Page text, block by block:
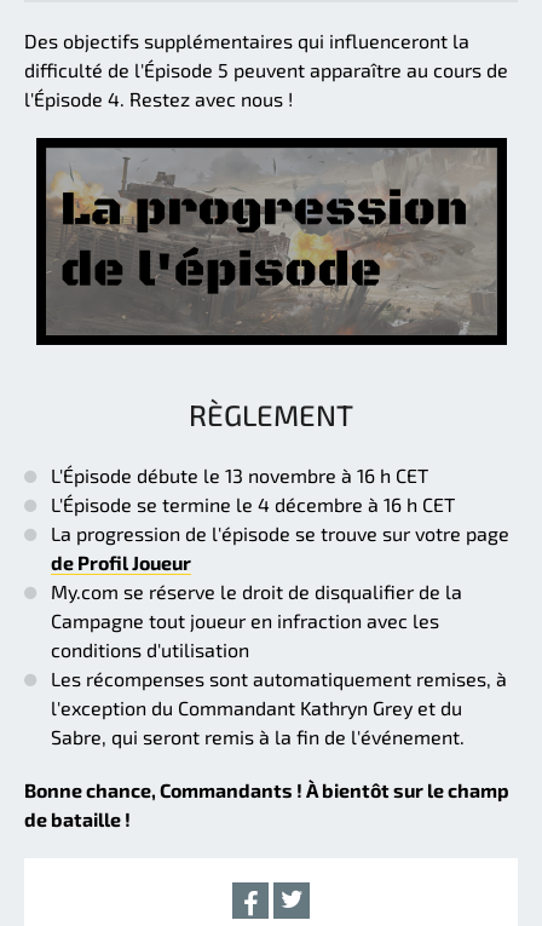
Des objectifs supplémentaires qui influenceront la
difficulté de l'Épisode 5 peuvent apparaître au cours de
l'Épisode 4. Restez avec nous !
RÈGLEMENT
L'Épisode débute le 13 novembre à 16 h CET
L'Épisode se termine le 4 décembre à 16 h CET
La progression de l'épisode se trouve sur votre page
de Profil Joueur
My.com se réserve le droit de disqualifier de la
Campagne tout joueur en infraction avec les
conditions d'utilisation
Les récompenses sont automatiquement remises, à
l'exception du Commandant Kathryn Grey et du
Sabre, qui seront remis à la fin de l'événement.
Bonne chance, Commandants ! À bientôt sur le champ
de bataille !